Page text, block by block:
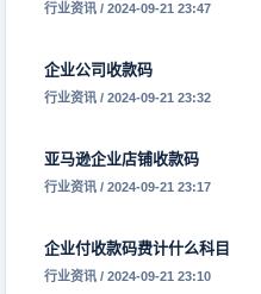
行业资讯 / 2024-09-21 23:47
企业公司收款码
行业资讯 / 2024-09-21 23:32
亚马逊企业店铺收款码
行业资讯 / 2024-09-21 23:17
企业付收款码费计什么科目
行业资讯 / 2024-09-21 23:10